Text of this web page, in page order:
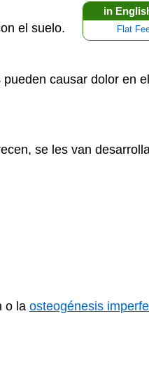
in
Flat
el suelo.
causar dolor en
se les van
o la osteogénesis